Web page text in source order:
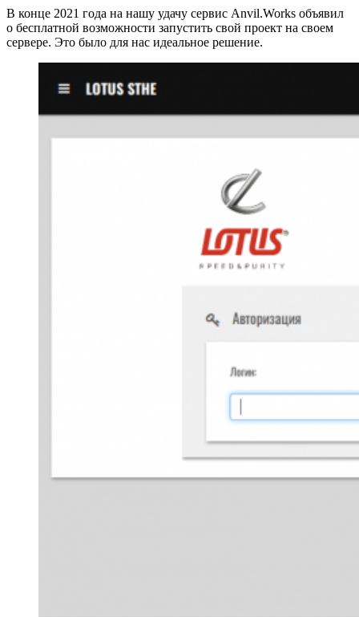
В конце 2021 года на нашу удачу сервис Anvil.Works объявил
о бесплатной возможности запустить свой проект на своем
сервере. Это было для нас идеальное решение.